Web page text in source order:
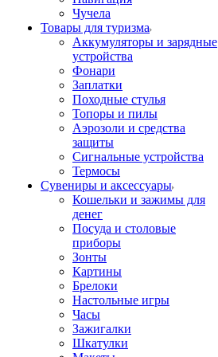
Чучела
Товары для туризма
Аккумуляторы и зарядные
устройства
Фонари
Заплатки
Походные стулья
Топоры и пилы
Аэрозоли и средства
защиты
Сигнальные устройства
Термосы
Сувениры и аксессуары
Кошельки и зажимы для
денег
Посуда и столовые
приборы
Зонты
Картины
Брелоки
Настольные игры
Часы
Зажигалки
Шкатулки